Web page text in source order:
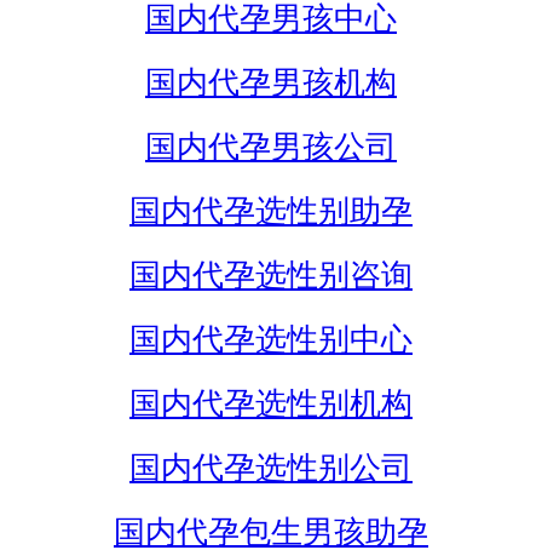
国内代孕男孩中心
国内代孕男孩机构
国内代孕男孩公司
国内代孕选性别助孕
国内代孕选性别咨询
国内代孕选性别中心
国内代孕选性别机构
国内代孕选性别公司
国内代孕包生男孩助孕